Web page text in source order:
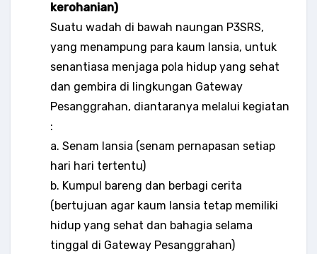
kerohanian)
Suatu wadah di bawah naungan P3SRS,
yang menampung para kaum lansia, untuk
senantiasa menjaga pola hidup yang sehat
dan gembira di lingkungan Gateway
Pesanggrahan, diantaranya melalui kegiatan
:
a. Senam lansia (senam pernapasan setiap
hari hari tertentu)
b. Kumpul bareng dan berbagi cerita
(bertujuan agar kaum lansia tetap memiliki
hidup yang sehat dan bahagia selama
tinggal di Gateway Pesanggrahan)